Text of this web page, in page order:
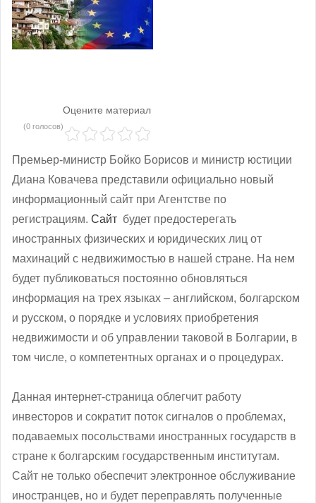
Оцените материал
(0 голосов)
Премьер-министр Бойко Борисов и министр юстиции
Диана Ковачева представили официально новый
информационный сайт при Агентстве по
регистрациям. Сайт будет предостерегать
иностранных физических и юридических лиц от
махинаций с недвижимостью в нашей стране. На нем
будет публиковаться постоянно обновляться
информация на трех языках – английском, болгарском
и русском, о порядке и условиях приобретения
недвижимости и об управлении таковой в Болгарии, в
том числе, о компетентных органах и о процедурах.
Данная интернет-страница облегчит работу
инвесторов и сократит поток сигналов о проблемах,
подаваемых посольствами иностранных государств в
стране к болгарским государственным институтам.
Сайт не только обеспечит электронное обслуживание
иностранцев, но и будет переправлять полученные